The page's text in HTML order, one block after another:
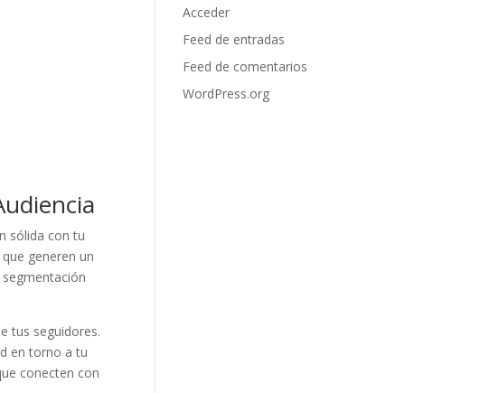
sólida ‍con tu
​generen un
tus seguidores.
⁣en torno⁣ a ⁣tu
conecten con
Acceder
Feed de entradas
Feed de comentarios
WordPress.org